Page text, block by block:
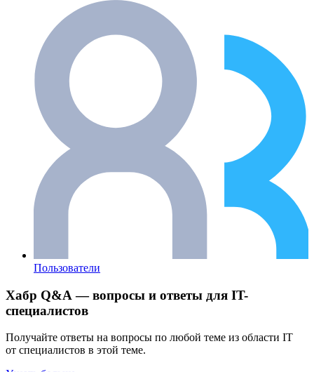
Пользователи
Хабр Q&A — вопросы и ответы для IT-
специалистов
Получайте ответы на вопросы по любой теме из области IT
от специалистов в этой теме.